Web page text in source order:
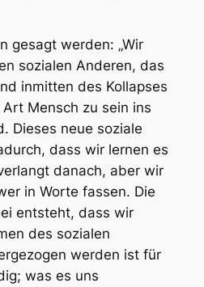
gesagt werden: „Wir
sozialen Anderen, das
inmitten des Kollapses
Mensch zu sein ins
Dieses neue soziale
dass wir lernen es
danach, aber wir
in Worte fassen. Die
entsteht, dass wir
des sozialen
werden ist für
was es uns